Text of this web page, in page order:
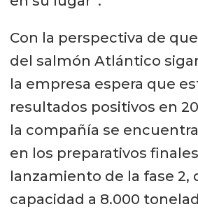
Con la perspectiva de
del salmón Atlántico
la empresa espera que
resultados positivos en
la compañía se
en los preparativos
lanzamiento de la fase 2,
capacidad a 8.000